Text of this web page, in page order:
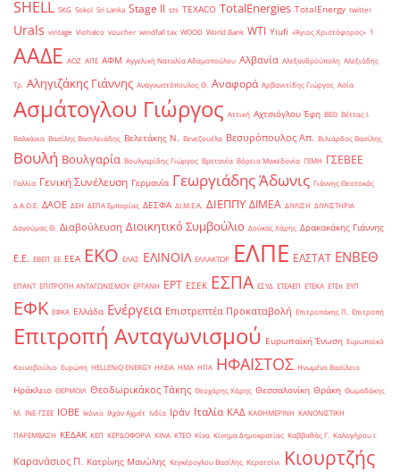
SHELL SKG Sokol Sri Lanka Stage II sts TEXACO TotalEnergies TotalEnergy twitter
Urals vintage Viohalco voucher windfall tax WOOD World Bank WTI Yiufi «Άγιος Χριστόφορος» ΄1
ΑΑΔΕ ΑΟΖ ΑΠΕ ΑΦΜ Αγγελική Ναταλία Αδαμοπούλου Αλβανία Αλεξανδρούπολη Αλεξιάδης
Τρ. Αληγιζάκης Γιάννης Αναγνωστόπουλος Θ. Αναφορά Αρβανιτίδης Γιώργος Ασία
Ασμάτογλου Γιώργος Αττική Αχτσιόγλου Έφη ΒΕΘ Βέττας Ι.
Βαλκάνια Βασίλης Βασιλειάδης Βελετάκης Ν. Βενεζουέλα Βεσυρόπουλος Απ. Βιλιάρδος Βασίλης
Βουλή Βουλγαρία Βουλγαρίδης Γιώργος Βρετανία Βόρεια Μακεδονία ΓΕΜΗ ΓΣΕΒΕΕ
Γαλλία Γενική Συνέλευση Γερμανία Γεωργιάδης Άδωνις Γιάννης Θεοτοκάς
Δ.Α.Ο.Ε. ΔΑΟΕ ΔΕΗ ΔΕΠΑ Εμπορίας ΔΕΣΦΑ ΔΙ.Μ.Ε.Α. ΔΙΕΠΠΥ ΔΙΜΕΑ ΔΙΥΛΙΣΗ ΔΙΥΛΙΣΤΗΡΙΑ
Δαγούμας Θ. Διαβούλευση Διοικητικό Συμβούλιο Δούκας Χάρης Δρακακάκης Γιάννης
Ε.Ε. ΕΒΕΠ ΕΕ ΕΕΑ ΕΚΟ ΕΛΑΣ ΕΛΙΝΟΙΛ ΕΛΛΑΚΤΩΡ ΕΛΠΕ ΕΛΣΤΑΤ ΕΝΒΕΘ
ΕΠΑΝΤ ΕΠΙΤΡΟΠΗ ΑΝΤΑΓΩΝΙΣΜΟΥ ΕΡΓΑΝΗ ΕΡΤ ΕΣΕΚ ΕΣΠΑ ΕΣΥΔ ΕΤΕΑΕΠ ΕΤΕΚΑ ΕΤΕπ ΕΥΠ
ΕΦΚ ΕΦΚΑ Ελλάδα Ενέργεια Επιστρεπτέα Προκαταβολή Επιτροπάκης Π. Επιτροπή
Επιτροπή Ανταγωνισμού Ευρωπαϊκή Ένωση Ευρωπαϊκό
Κοινοβούλιο Ευρώπη ΗELLENiQ ENERGY ΗΛΕΙΑ ΗΜΑ ΗΠΑ ΗΦΑΙΣΤΟΣ Ηνωμένο Βασίλειο
Ηράκλειο ΘΕΡΜΟΙΛ Θεοδωρικάκος Τάκης Θεοχάρης Χάρης Θεσσαλονίκη Θράκη Θωμαδάκης
Μ. ΙΝΕ-ΓΣΕΕ ΙΟΒΕ Ικόνιο Ιλχάν Αχμέτ Ινδία Ιράν Ιταλία ΚΑΔ ΚΑΘΗΜΕΡΙΝΗ ΚΑΝΟΝΙΣΤΙΚΗ
ΠΑΡΕΜΒΑΣΗ ΚΕΔΑΚ ΚΕΠ ΚΕΡΔΟΦΟΡΙΑ ΚΙΝΑ ΚΤΕΟ Κίνα Κίνημα Δημοκρατίας Καββαθάς Γ. Καλογήρου Ι.
Καρανάσιος Π. Κατρίνης Μανώλης Κεγκέρογλου Βασίλης Κερατσίνι
Κιουρτζής